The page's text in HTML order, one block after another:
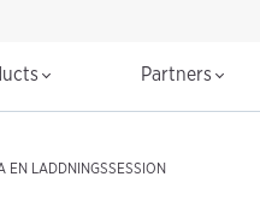
Partners
EN LADDNINGSSESSION